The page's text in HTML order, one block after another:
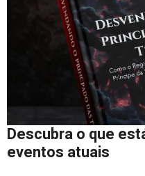
Descubra o que
eventos atuais